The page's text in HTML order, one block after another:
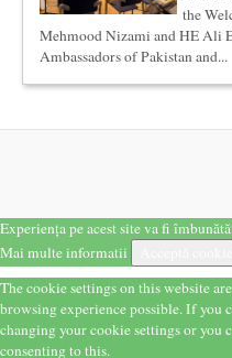
pentru catalogarea spatiilor
Cursul de Literatura
umanitatii
Societatea Muzicala
Cursul de Arta universala:
Societatea Muzicala
"Marile capodopere ale
con...
Cursul de Filosofie
Societatea Muzicala
Generala, de nivel academic,
the
Mehmood Nizami and HE Ali
Ambassadors of Pakistan and...
Experiența pe acest site va fi
Mai multe informatii
The cookie settings on this website
browsing experience possible. If you
changing your cookie settings or
consenting to this.